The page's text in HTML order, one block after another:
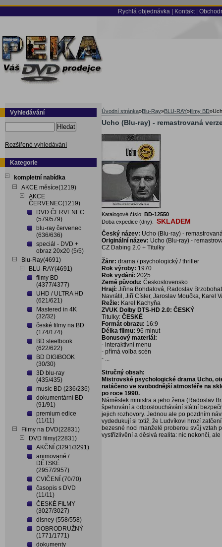
Rychlá objednávka Kontakt
Vyhledávání
Hledat
Rozšířené vyhledávání
Kategorie
kompletní nabídka
AKCE měsíce(1219)
AKCE
ČERVENEC(1219)
DVD ČERVENEC
(579/579)
blu-ray červenec
(636/636)
speciál - DVD +
obraz 20x20 (5/5)
Blu-Ray(4691)
BLU-RAY(4691)
filmy BD
(4377/4377)
UHD / ULTRA HD
(621/621)
Mastered in 4K
(32/32)
české filmy na BD
(174/174)
BD steelbook
(622/622)
BD DIGIBOOK
(30/30)
3D blu-ray
(435/435)
music BD (236/236)
dokumentární BD
(91/91)
premium edice
(11/11)
Filmy na DVD(22831)
DVD filmy(22831)
AKČNÍ (3291/3291)
animované /
DĚTSKÉ
(2957/2957)
CVIČENÍ (70/70)
časopis s DVD
(11/11)
ČESKÉ FILMY
(3027/3027)
disney (558/558)
DOBRODRUŽNÝ
(1771/1771)
dokumenty
Úvodní stránka»Blu-Ray»BLU-RAY»filmy BD»
Ucho (Blu-ray) - remastrovaná
Katalogové číslo: BD-12550
Doba expedice (dny): SKLADEM
Český název: Ucho (Blu-ray) -
Originální název: Ucho (Blu-ray) -
CZ Dabing 2.0 + Titulky
Žánr: drama / psychologický / thriller
Rok výroby: 1970
Rok vydání: 2025
Země původu: Československo
Hrají: Jiřina Bohdalová, Radoslav
Navrátil, Jiří Císler, Jaroslav Moučka, Karel
Režie: Karel Kachyňa
ZVUK Dolby DTS-HD 2.0: ČESKÝ
Titulky: ČESKÉ
Formát obrazu: 16:9
Délka filmu: 96 minut
Bonusový materiál:
- interaktivní menu
- přímá volba scén
- ...
Stručný obsah:
Mistrovské psychologické drama Ucho,
natáčeno ve svobodnější atmosféře na
po roce 1990.
Náměstek ministra a jeho žena (Radoslav
špehování a odposlouchávání státní
jejich rozhovory. Jednou ale po pozdním
vydedukují si totiž, že Ludvíkovi hrozí
bezesné noci manželé proberou svůj vztah
vystřízlivění a děsivá realita: nic nekončí, ale